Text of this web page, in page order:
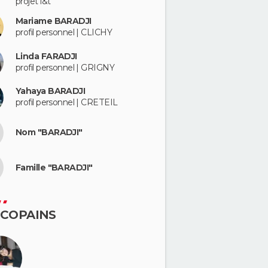
Mariame BARADJI
profil personnel | CLICHY
Linda FARADJI
profil personnel | GRIGNY
Yahaya BARADJI
profil personnel | CRETEIL
Nom "BARADJI"
Famille "BARADJI"